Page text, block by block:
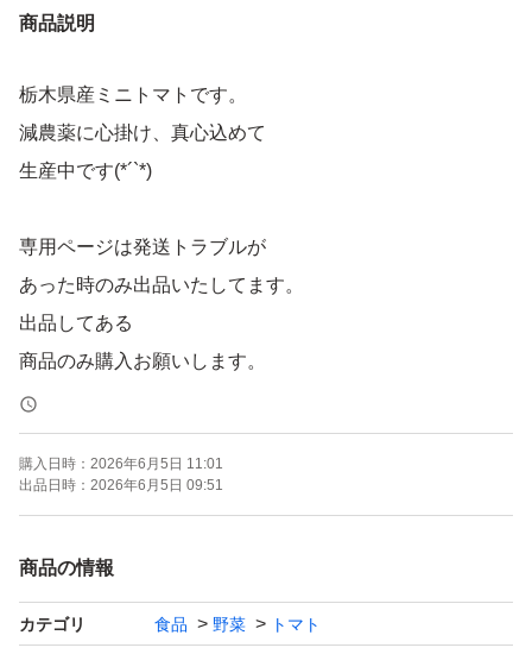
商品説明
栃木県産ミニトマトです。
減農薬に心掛け、真心込めて
生産中です(*´`*)
専用ページは発送トラブルが
あった時のみ出品いたしてます。
出品してある
商品のみ購入お願いします。
売り切れの場合は次の出品を
お待ちください。
9歳8歳5歳双子 の子育て中
ですのでコメント返信が遅くなります
発送が収穫日の次の日に
購入日時： 2026年6月5日 11:01
出品日時： 2026年6月5日 09:51
商品の情報
カテゴリ 食品 野菜 トマト